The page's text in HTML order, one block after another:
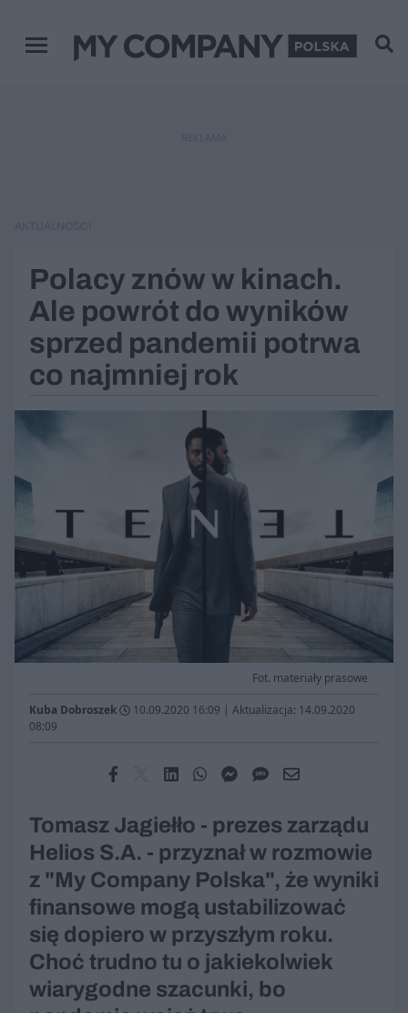
Menu główne
Polacy znów w kinach.
Ale powrót do wyników
sprzed pandemii potrwa
co najmniej rok
Fot. materiały prasowe
Kuba Dobroszek 10.09.2020 16:09 | Aktualizacja: 14.09.2020
08:09
Tomasz Jagiełło - prezes zarządu
Helios S.A. - przyznał w rozmowie
z "My Company Polska", że wyniki
finansowe mogą ustabilizować
się dopiero w przyszłym roku.
Choć trudno tu o jakiekolwiek
wiarygodne szacunki, bo